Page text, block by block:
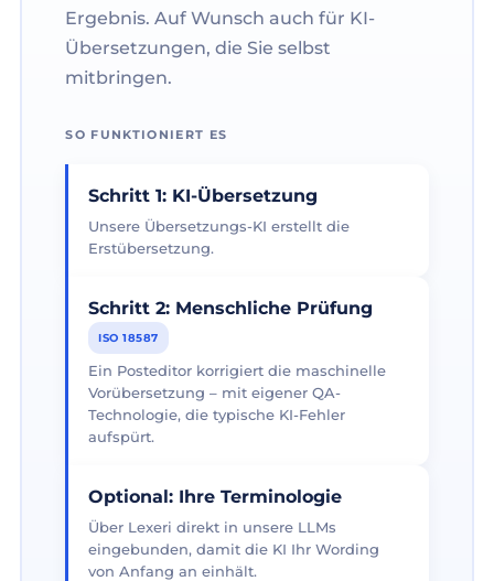
Ergebnis. Auf Wunsch auch für KI-
Übersetzungen, die Sie selbst
mitbringen.
SO FUNKTIONIERT ES
Schritt 1: KI-Übersetzung
Unsere Übersetzungs-KI erstellt die
Erstübersetzung.
Schritt 2: Menschliche Prüfung
ISO 18587
Ein Posteditor korrigiert die maschinelle
Vorübersetzung – mit eigener QA-
Technologie, die typische KI-Fehler
aufspürt.
Optional: Ihre Terminologie
Über Lexeri direkt in unsere LLMs
eingebunden, damit die KI Ihr Wording
von Anfang an einhält.